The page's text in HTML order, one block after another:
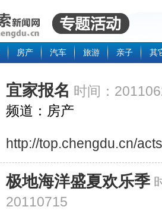
房产 汽车 旅游 亲子 其
宜家报名 时间：
频道：房产
http://top.chengdu.cn/
极地海洋盛夏欢乐季
20110715